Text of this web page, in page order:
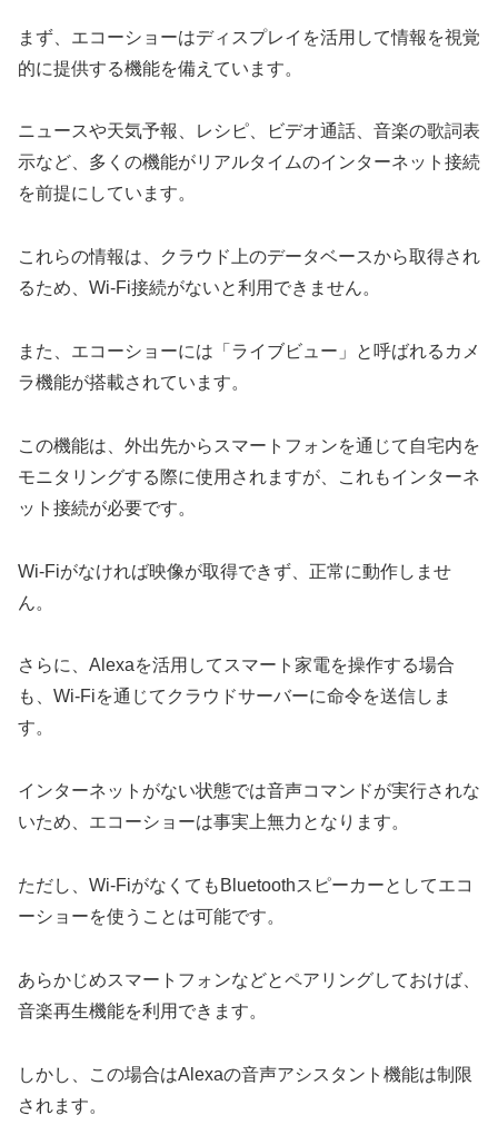
まず、エコーショーはディスプレイを活用して情報を視覚
的に提供する機能を備えています。
ニュースや天気予報、レシピ、ビデオ通話、音楽の歌詞表
示など、多くの機能がリアルタイムのインターネット接続
を前提にしています。
これらの情報は、クラウド上のデータベースから取得され
るため、Wi-Fi接続がないと利用できません。
また、エコーショーには「ライブビュー」と呼ばれるカメ
ラ機能が搭載されています。
この機能は、外出先からスマートフォンを通じて自宅内を
モニタリングする際に使用されますが、これもインターネ
ット接続が必要です。
Wi-Fiがなければ映像が取得できず、正常に動作しませ
ん。
さらに、Alexaを活用してスマート家電を操作する場合
も、Wi-Fiを通じてクラウドサーバーに命令を送信しま
す。
インターネットがない状態では音声コマンドが実行されな
いため、エコーショーは事実上無力となります。
ただし、Wi-FiがなくてもBluetoothスピーカーとしてエコ
ーショーを使うことは可能です。
あらかじめスマートフォンなどとペアリングしておけば、
音楽再生機能を利用できます。
しかし、この場合はAlexaの音声アシスタント機能は制限
されます。